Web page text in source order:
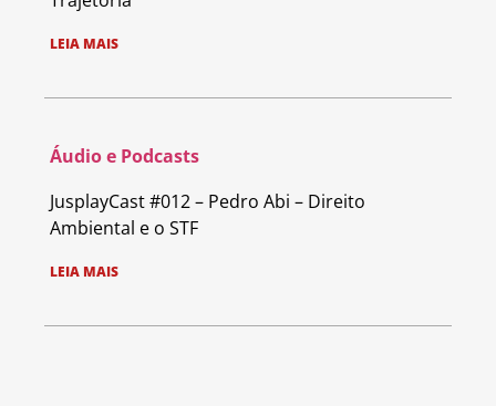
LEIA MAIS
Áudio e Podcasts
JusplayCast #012 – Pedro Abi – Direito
Ambiental e o STF
LEIA MAIS